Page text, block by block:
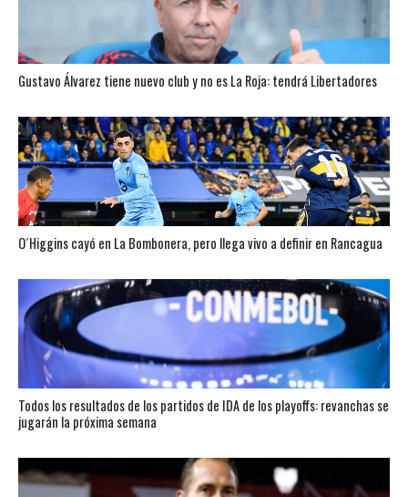
Gustavo Álvarez tiene nuevo club y no es La Roja: tendrá Libertadores
O´Higgins cayó en La Bombonera, pero llega vivo a definir en Rancagua
Todos los resultados de los partidos de IDA de los playoffs: revanchas se
jugarán la próxima semana